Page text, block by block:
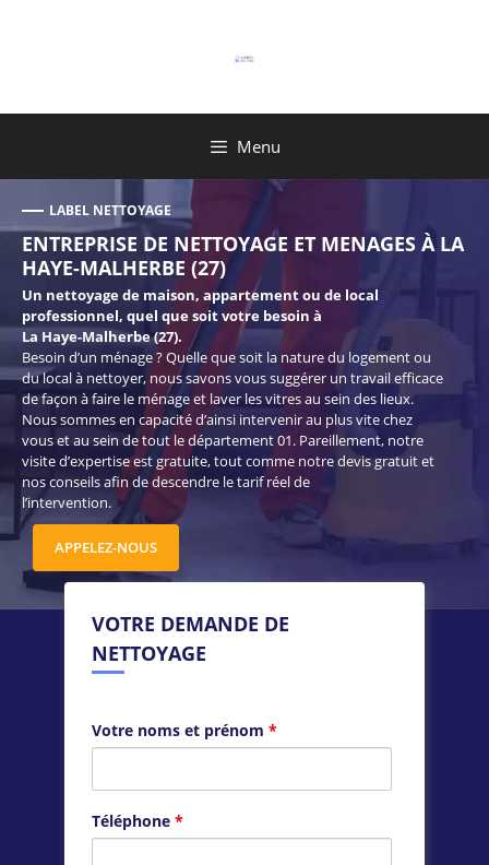
Menu
LABEL NETTOYAGE
ENTREPRISE DE NETTOYAGE ET MENAGES À LA
HAYE-MALHERBE (27)
Un nettoyage de maison, appartement ou de local
professionnel, quel que soit votre besoin à
La Haye-Malherbe (27).
Besoin d’un ménage ? Quelle que soit la nature du logement ou
du local à nettoyer, nous savons vous suggérer un travail efficace
de façon à faire le ménage et laver les vitres au sein des lieux.
Nous sommes en capacité d’ainsi intervenir au plus vite chez
vous et au sein de tout le département 01. Pareillement, notre
visite d’expertise est gratuite, tout comme notre devis gratuit et
nos conseils afin de descendre le tarif réel de
l’intervention.
APPELEZ-NOUS
VOTRE DEMANDE DE
NETTOYAGE
Votre noms et prénom *
Téléphone *